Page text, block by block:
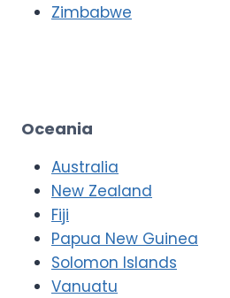
Zimbabwe
Oceania
Australia
New Zealand
Fiji
Papua New Guinea
Solomon Islands
Vanuatu